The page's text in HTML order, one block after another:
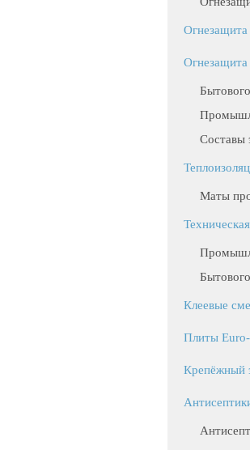
Огнезащита
Составы
Маты
Клеевые
Плиты
Крепёжный